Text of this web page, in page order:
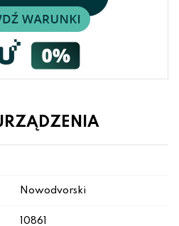
Nowodvorski
10861